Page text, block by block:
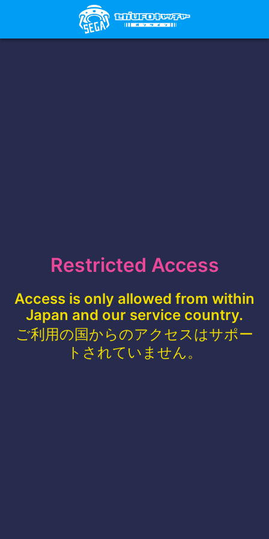
Restricted Access
Access is only allowed from within
Japan and our service country.
ご利用の国からのアクセスはサポー
トされていません。